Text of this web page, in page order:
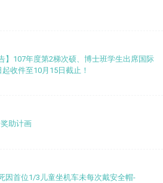
】107年度第2梯次硕、博士班学生出席国际
收件至10月15日截止！
助计画
因首位1/3儿童坐机车未每次戴安全帽-